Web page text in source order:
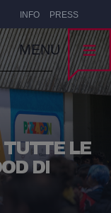
INFO PRESS
MENU
TUTTE LE
DI